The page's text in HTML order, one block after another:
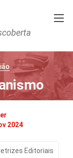
2024
Editoriais